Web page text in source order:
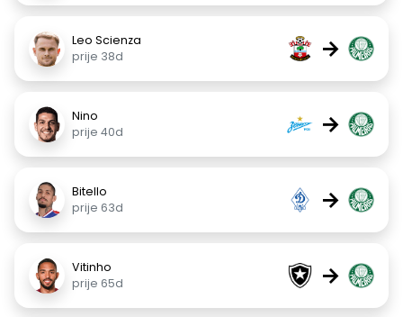
Leo Scienza
prije 38d
→
Nino
prije 40d
→
Bitello
prije 63d
→
Vitinho
prije 65d
→